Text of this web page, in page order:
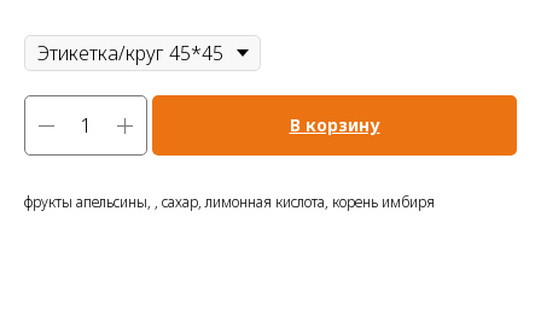
В корзину
фрукты апельсины, , сахар, лимонная кислота, корень имбиря